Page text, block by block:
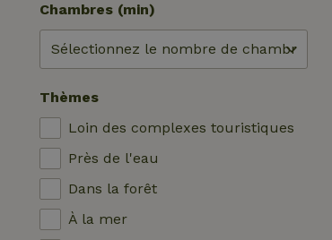
Chambres (min)
Thèmes
Loin des complexes touristiques
Près de l'eau
Dans la forêt
À la mer